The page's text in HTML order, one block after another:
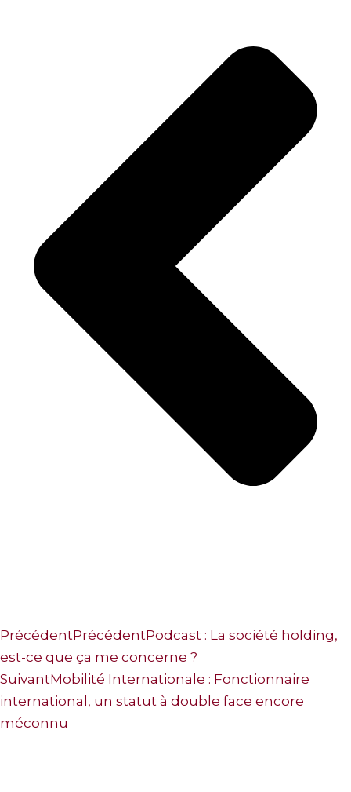
PrécédentPrécédentPodcast : La société holding,
est-ce que ça me concerne ?
SuivantMobilité Internationale : Fonctionnaire
international, un statut à double face encore
méconnu